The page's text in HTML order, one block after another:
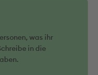
was ihr
in die